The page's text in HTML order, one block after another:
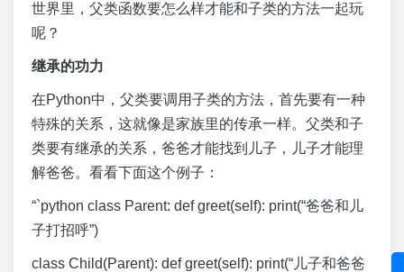
世界里，父类函数要怎么样才能和子类的方法一起玩
呢？
继承的功力
在Python中，父类要调用子类的方法，首先要有一种
特殊的关系，这就像是家族里的传承一样。父类和子
类要有继承的关系，爸爸才能找到儿子，儿子才能理
解爸爸。看看下面这个例子：
“`python class Parent: def greet(self): print(“爸爸和儿
子打招呼”)
class Child(Parent): def greet(self): print(“儿子和爸爸